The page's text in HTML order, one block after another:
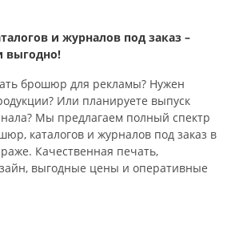
и журналов под заказ –
выгодно!
брошюр для рекламы? Нужен
Или планируете выпуск
Мы предлагаем полный спектр
каталогов и журналов под заказ в
Качественная печать,
выгодные цены и оперативные